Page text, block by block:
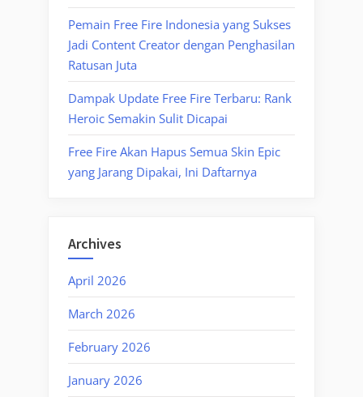
Pemain Free Fire Indonesia yang Sukses
Jadi Content Creator dengan Penghasilan
Ratusan Juta
Dampak Update Free Fire Terbaru: Rank
Heroic Semakin Sulit Dicapai
Free Fire Akan Hapus Semua Skin Epic
yang Jarang Dipakai, Ini Daftarnya
Archives
April 2026
March 2026
February 2026
January 2026